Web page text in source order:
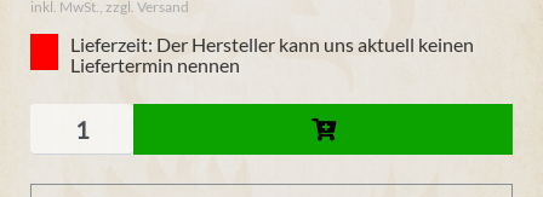
inkl. MwSt., zzgl. Versand
Lieferzeit: Der Hersteller kann uns aktuell keinen
Liefertermin nennen